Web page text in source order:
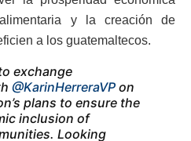
y la creación de
a los guatemaltecos.
exchange
@KarinHerreraVP on
plans to ensure the
inclusion of
Looking